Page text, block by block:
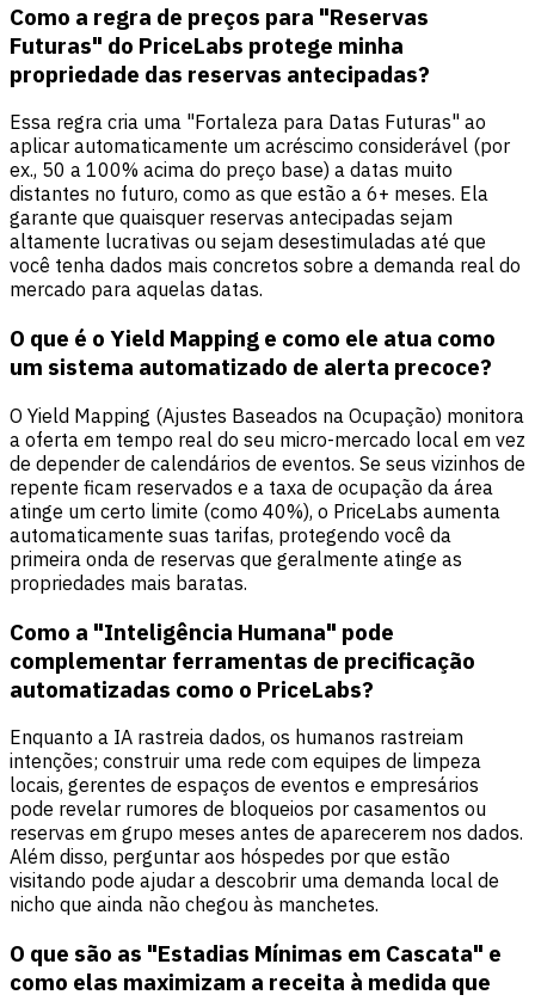
Como a regra de preços para "Reservas
Futuras" do PriceLabs protege minha
propriedade das reservas antecipadas?
Essa regra cria uma "Fortaleza para Datas Futuras" ao
aplicar automaticamente um acréscimo considerável (por
ex., 50 a 100% acima do preço base) a datas muito
distantes no futuro, como as que estão a 6+ meses. Ela
garante que quaisquer reservas antecipadas sejam
altamente lucrativas ou sejam desestimuladas até que
você tenha dados mais concretos sobre a demanda real do
mercado para aquelas datas.
O que é o Yield Mapping e como ele atua como
um sistema automatizado de alerta precoce?
O Yield Mapping (Ajustes Baseados na Ocupação) monitora
a oferta em tempo real do seu micro-mercado local em vez
de depender de calendários de eventos. Se seus vizinhos de
repente ficam reservados e a taxa de ocupação da área
atinge um certo limite (como 40%), o PriceLabs aumenta
automaticamente suas tarifas, protegendo você da
primeira onda de reservas que geralmente atinge as
propriedades mais baratas.
Como a "Inteligência Humana" pode
complementar ferramentas de precificação
automatizadas como o PriceLabs?
Enquanto a IA rastreia dados, os humanos rastreiam
intenções; construir uma rede com equipes de limpeza
locais, gerentes de espaços de eventos e empresários
pode revelar rumores de bloqueios por casamentos ou
reservas em grupo meses antes de aparecerem nos dados.
Além disso, perguntar aos hóspedes por que estão
visitando pode ajudar a descobrir uma demanda local de
nicho que ainda não chegou às manchetes.
O que são as "Estadias Mínimas em Cascata" e
como elas maximizam a receita à medida que